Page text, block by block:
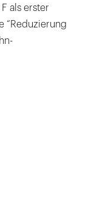
als erster
“Reduzierung